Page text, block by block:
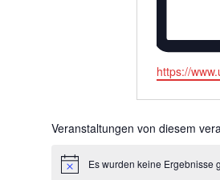
Webseite
https://
Veranstaltungen von diesem
HinweisEs wurden keine Ergebnisse